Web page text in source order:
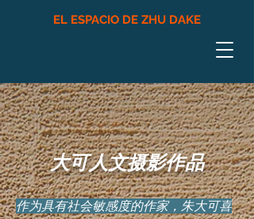
EL ESPACIO DE ZHU DAKE
大可人文摄影作品
作为具有社会敏感度的作家，朱大可喜